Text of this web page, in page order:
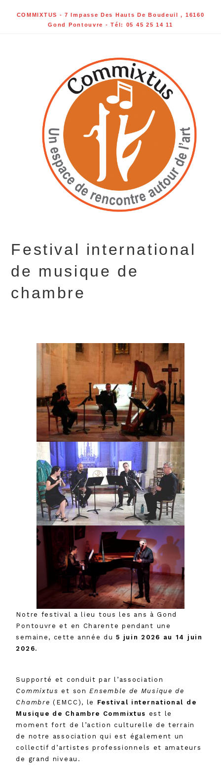
COMMIXTUS - 7 Impasse Des Hauts De Boudeuil , 16160
Gond Pontouvre - Tél: 05 45 25 14 11
Festival international
de musique de
chambre
Notre festival a lieu tous les ans à Gond
Pontouvre et en Charente pendant une
semaine, cette année du5 juin 2026 au 14 juin
2026.
Supporté et conduit par l’association
Commixtus et son Ensemble de Musique de
Chambre (EMCC), le Festival international de
Musique de Chambre Commixtus est le
moment fort de l’action culturelle de terrain
de notre association qui est également un
collectif d’artistes professionnels et amateurs
de grand niveau.